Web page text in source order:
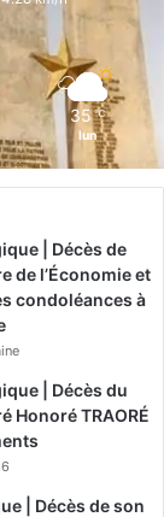
35 ℃
lun
| Décès de
de l’Économie et
condoléances à
| Décès du
Honoré TRAORÉ
| Décès de son